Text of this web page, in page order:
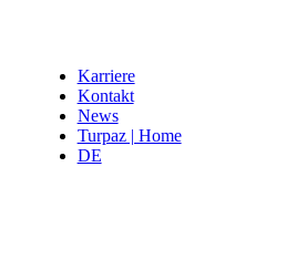
Karriere
Kontakt
News
Turpaz | Home
DE